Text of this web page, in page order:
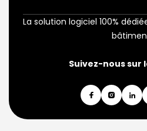
La solution logiciel 100%
Suivez-nous sur